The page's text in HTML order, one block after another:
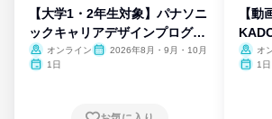
【大学1・2年生対象】パナソニ
ックキャリアデザインプログラ
ム
オンライン
2026年8月・9月・10月
1日
【動
オ
1日